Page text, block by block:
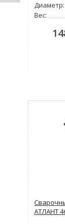
Диаметр:
Вес:
АТЛАНТ